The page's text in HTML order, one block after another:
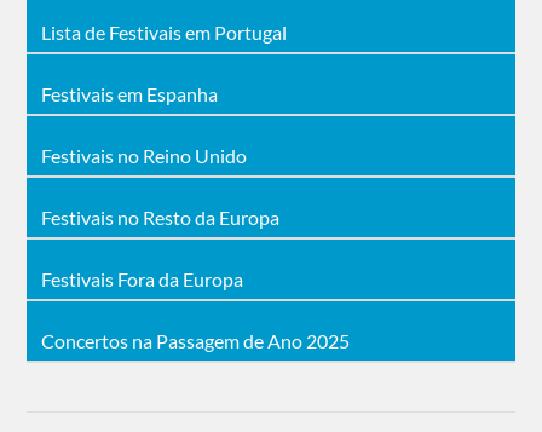
Lista de Festivais em Portugal
Festivais em Espanha
Festivais no Reino Unido
Festivais no Resto da Europa
Festivais Fora da Europa
Concertos na Passagem de Ano 2025